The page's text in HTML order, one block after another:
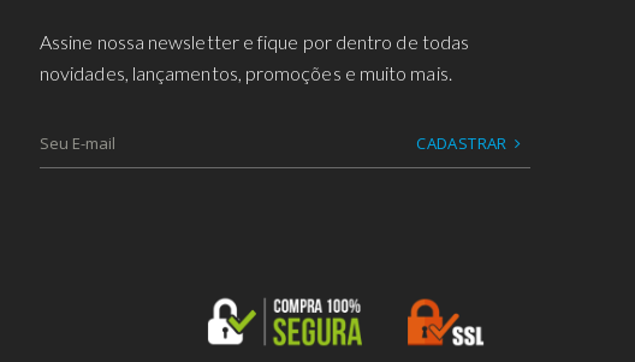
Assine nossa newsletter e fique por dentro de todas
novidades, lançamentos, promoções e muito mais.
CADASTRAR